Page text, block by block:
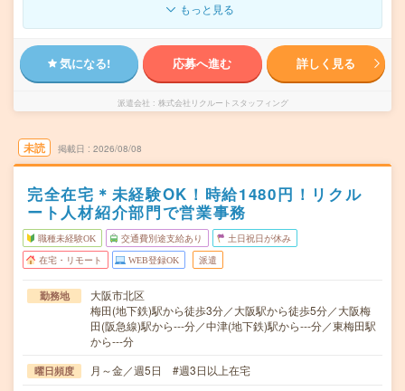
もっと見る
気になる! 応募へ進む 詳しく見る
派遣会社 株式会社リクルートスタッフィング
未読 掲載日 2026/08/08
完全在宅＊未経験OK！時給1480円！リクル
ート人材紹介部門で営業事務
職種未経験OK 交通費別途支給あり 土日祝日が休み
在宅・リモート WEB登録OK 派遣
勤務地
大阪市北区
梅田(地下鉄)駅から徒歩3分／大阪駅から徒歩5分／大阪梅
田(阪急線)駅から---分／中津(地下鉄)駅から---分／東梅田駅
から---分
曜日頻度 月～金／週5日 #週3日以上在宅